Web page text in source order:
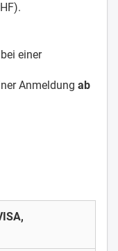
einer
Anmeldung ab